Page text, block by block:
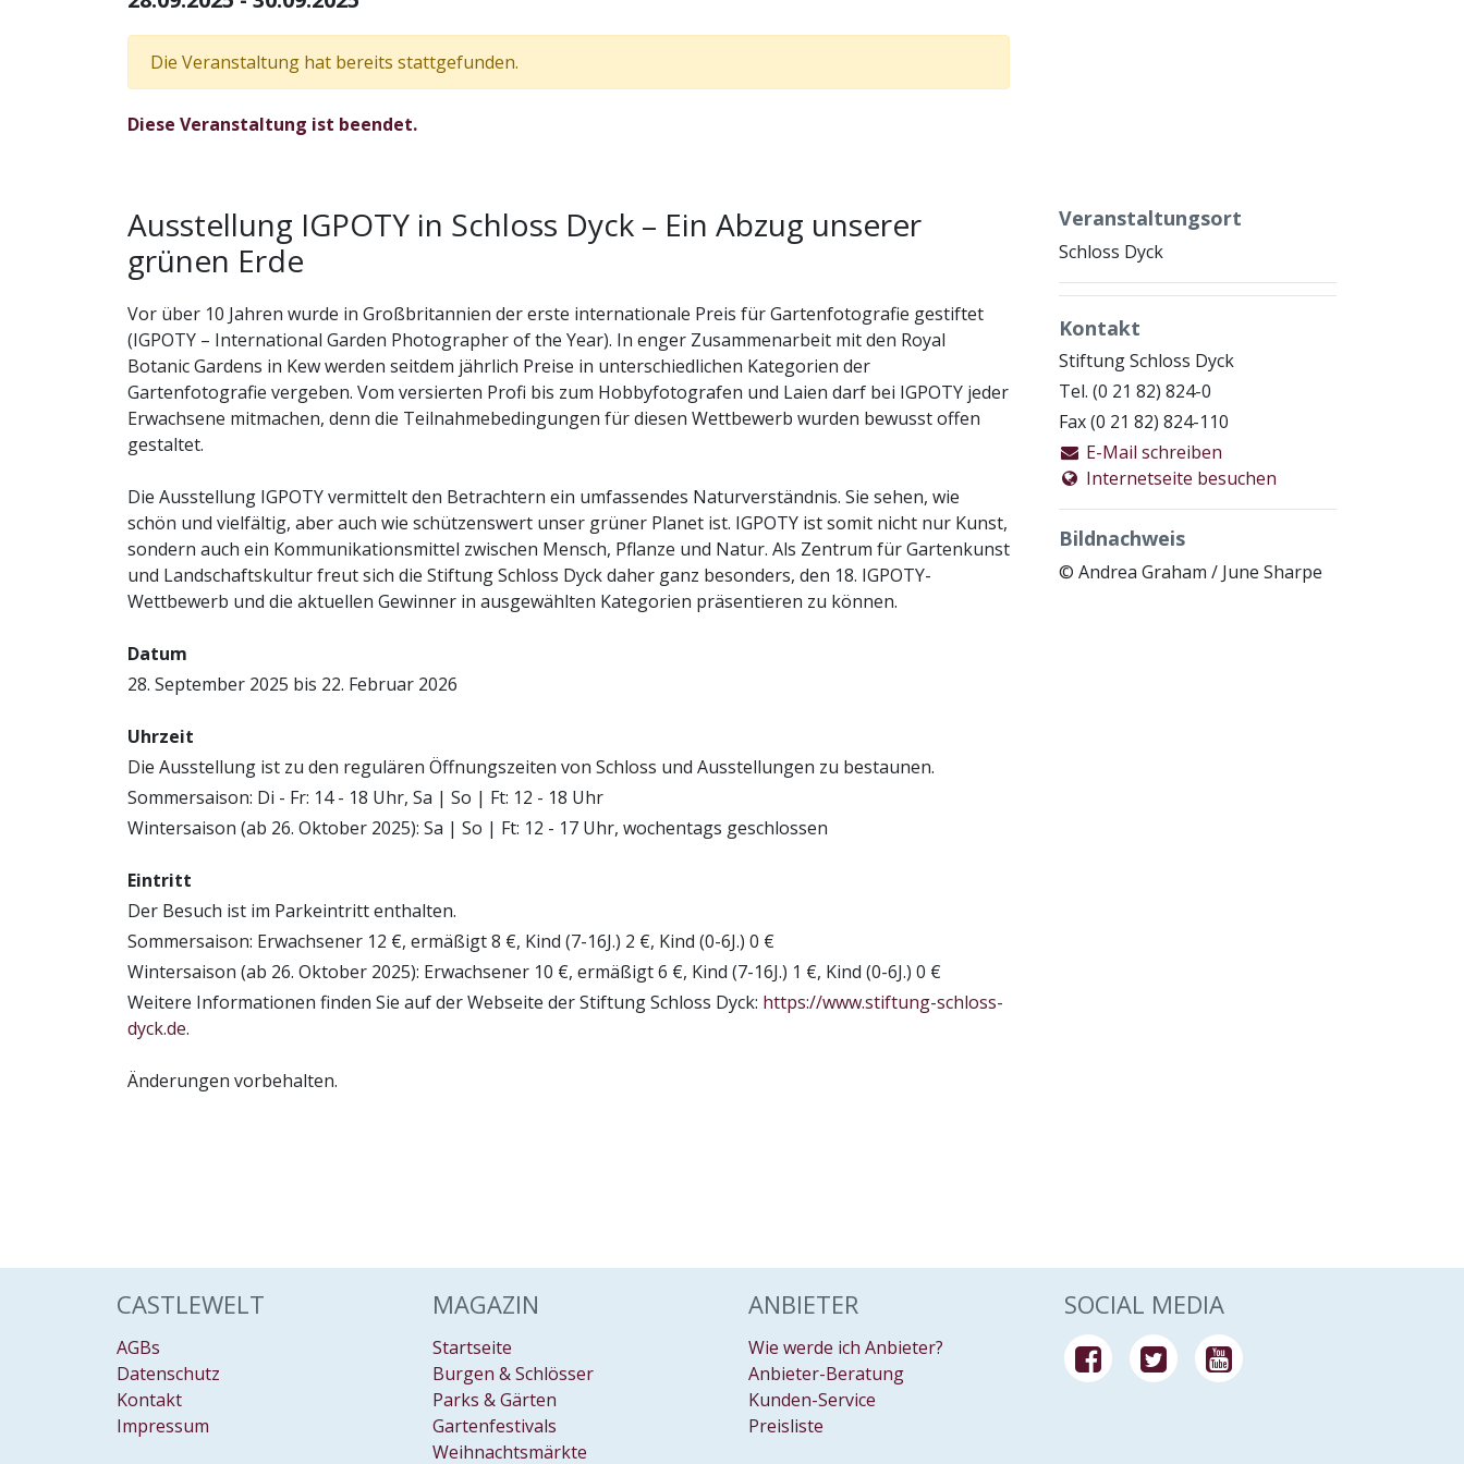
Die Veranstaltung hat bereits stattgefunden.
Diese Veranstaltung ist beendet.
Ausstellung IGPOTY in Schloss Dyck – Ein Abzug unserer
grünen Erde
Vor über 10 Jahren wurde in Großbritannien der erste internationale Preis für Gartenfotografie gestiftet
(IGPOTY – International Garden Photographer of the Year). In enger Zusammenarbeit mit den Royal
Botanic Gardens in Kew werden seitdem jährlich Preise in unterschiedlichen Kategorien der
Gartenfotografie vergeben. Vom versierten Profi bis zum Hobbyfotografen und Laien darf bei IGPOTY jeder
Erwachsene mitmachen, denn die Teilnahmebedingungen für diesen Wettbewerb wurden bewusst offen
gestaltet.
Die Ausstellung IGPOTY vermittelt den Betrachtern ein umfassendes Naturverständnis. Sie sehen, wie
schön und vielfältig, aber auch wie schützenswert unser grüner Planet ist. IGPOTY ist somit nicht nur Kunst,
sondern auch ein Kommunikationsmittel zwischen Mensch, Pflanze und Natur. Als Zentrum für Gartenkunst
und Landschaftskultur freut sich die Stiftung Schloss Dyck daher ganz besonders, den 18. IGPOTY-
Wettbewerb und die aktuellen Gewinner in ausgewählten Kategorien präsentieren zu können.
Datum
28. September 2025 bis 22. Februar 2026
Uhrzeit
Die Ausstellung ist zu den regulären Öffnungszeiten von Schloss und Ausstellungen zu bestaunen.
Sommersaison: Di - Fr: 14 - 18 Uhr, Sa | So | Ft: 12 - 18 Uhr
Wintersaison (ab 26. Oktober 2025): Sa | So | Ft: 12 - 17 Uhr, wochentags geschlossen
Eintritt
Der Besuch ist im Parkeintritt enthalten.
Sommersaison: Erwachsener 12 €, ermäßigt 8 €, Kind (7-16J.) 2 €, Kind (0-6J.) 0 €
Wintersaison (ab 26. Oktober 2025): Erwachsener 10 €, ermäßigt 6 €, Kind (7-16J.) 1 €, Kind (0-6J.) 0 €
Weitere Informationen finden Sie auf der Webseite der Stiftung Schloss Dyck: https://www.stiftung-schloss-
dyck.de.
Änderungen vorbehalten.
Veranstaltungsort
Schloss Dyck
Kontakt
Stiftung Schloss Dyck
Tel. (0 21 82) 824-0
Fax (0 21 82) 824-110
E-Mail schreiben
Internetseite besuchen
Bildnachweis
© Andrea Graham / June Sharpe
CASTLEWELT
AGBs
Datenschutz
Kontakt
Impressum
MAGAZIN
Startseite
Burgen & Schlösser
Parks & Gärten
Gartenfestivals
Weihnachtsmärkte
ANBIETER
Wie werde ich Anbieter?
Anbieter-Beratung
Kunden-Service
Preisliste
SOCIAL MEDIA